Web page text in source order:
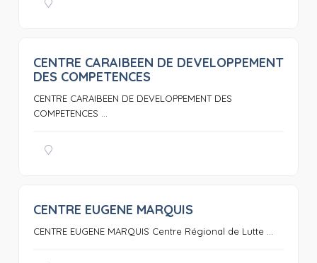
0
CENTRE CARAIBEEN DE DEVELOPPEMENT
DES COMPETENCES
CENTRE CARAIBEEN DE DEVELOPPEMENT DES
COMPETENCES ...
CENTRE EUGENE MARQUIS
CENTRE EUGENE MARQUIS Centre Régional de Lutte ...